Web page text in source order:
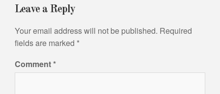
Leave a Reply
Your email address will not be published. Required
fields are marked *
Comment*